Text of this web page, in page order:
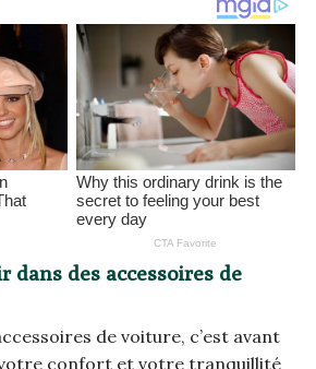
dans des accessoires de
de voiture, c’est avant
confort et votre tranquillité